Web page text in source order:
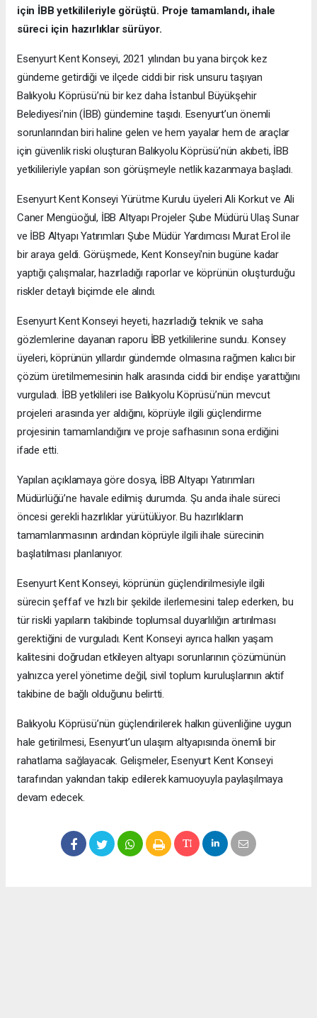
için İBB yetkilileriyle görüştü. Proje tamamlandı, ihale
süreci için hazırlıklar sürüyor.
Esenyurt Kent Konseyi, 2021 yılından bu yana birçok kez
gündeme getirdiği ve ilçede ciddi bir risk unsuru taşıyan
Balıkyolu Köprüsü’nü bir kez daha İstanbul Büyükşehir
Belediyesi’nin (İBB) gündemine taşıdı. Esenyurt’un önemli
sorunlarından biri haline gelen ve hem yayalar hem de araçlar
için güvenlik riski oluşturan Balıkyolu Köprüsü’nün akıbeti, İBB
yetkilileriyle yapılan son görüşmeyle netlik kazanmaya başladı.
Esenyurt Kent Konseyi Yürütme Kurulu üyeleri Ali Korkut ve Ali
Caner Mengüoğul, İBB Altyapı Projeler Şube Müdürü Ulaş Sunar
ve İBB Altyapı Yatırımları Şube Müdür Yardımcısı Murat Erol ile
bir araya geldi. Görüşmede, Kent Konseyi'nin bugüne kadar
yaptığı çalışmalar, hazırladığı raporlar ve köprünün oluşturduğu
riskler detaylı biçimde ele alındı.
Esenyurt Kent Konseyi heyeti, hazırladığı teknik ve saha
gözlemlerine dayanan raporu İBB yetkililerine sundu. Konsey
üyeleri, köprünün yıllardır gündemde olmasına rağmen kalıcı bir
çözüm üretilmemesinin halk arasında ciddi bir endişe yarattığını
vurguladı. İBB yetkilileri ise Balıkyolu Köprüsü’nün mevcut
projeleri arasında yer aldığını, köprüyle ilgili güçlendirme
projesinin tamamlandığını ve proje safhasının sona erdiğini
ifade etti.
Yapılan açıklamaya göre dosya, İBB Altyapı Yatırımları
Müdürlüğü’ne havale edilmiş durumda. Şu anda ihale süreci
öncesi gerekli hazırlıklar yürütülüyor. Bu hazırlıkların
tamamlanmasının ardından köprüyle ilgili ihale sürecinin
başlatılması planlanıyor.
Esenyurt Kent Konseyi, köprünün güçlendirilmesiyle ilgili
sürecin şeffaf ve hızlı bir şekilde ilerlemesini talep ederken, bu
tür riskli yapıların takibinde toplumsal duyarlılığın artırılması
gerektiğini de vurguladı. Kent Konseyi ayrıca halkın yaşam
kalitesini doğrudan etkileyen altyapı sorunlarının çözümünün
yalnızca yerel yönetime değil, sivil toplum kuruluşlarının aktif
takibine de bağlı olduğunu belirtti.
Balıkyolu Köprüsü’nün güçlendirilerek halkın güvenliğine uygun
hale getirilmesi, Esenyurt’un ulaşım altyapısında önemli bir
rahatlama sağlayacak. Gelişmeler, Esenyurt Kent Konseyi
tarafından yakından takip edilerek kamuoyuyla paylaşılmaya
devam edecek.